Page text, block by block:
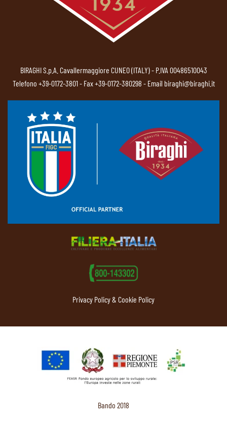
BIRAGHI S.p.A. Cavallermaggiore CUNEO (ITALY) - P.IVA 00486510043
Telefono +39-0172-3801- Fax +39-0172-380298 - Email biraghi@biraghi.it
Privacy Policy & Cookie Policy
Bando 2018